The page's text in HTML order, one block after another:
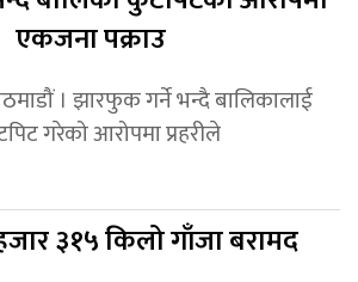
एकजना पक्राउ
। झारफुक गर्ने भन्दै बालिकालाई
गरेको आरोपमा प्रहरीले
३१५ किलो गाँजा बरामद